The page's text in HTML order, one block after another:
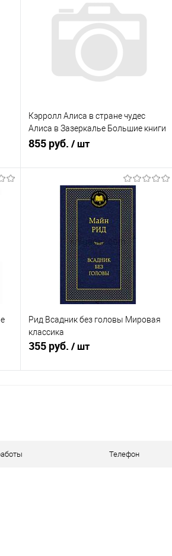
Кэрролл Алиса в стране чудес
Алиса в Зазеркалье Большие книги
Азбука
855 руб. / шт
В корзину
Купить в 1 клик
К сравнению
В избранное
В наличии
Рид Всадник без головы Мировая
классика
355 руб. / шт
Телефон